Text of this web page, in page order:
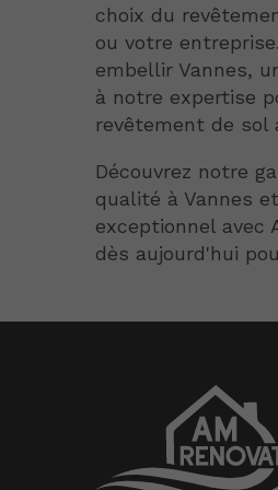
choix du
ou votre
embellir Vannes,
à notre expertise
revêtement de sol
Découvrez notre
qualité à Vannes
exceptionnel avec
dès aujourd'hui